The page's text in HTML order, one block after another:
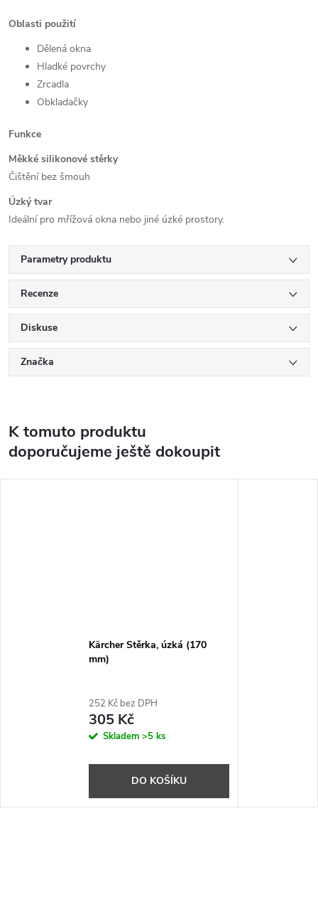
Oblasti použití
Dělená okna
Hladké povrchy
Zrcadla
Obkladačky
Funkce
Měkké silikonové stěrky
Čištění bez šmouh
Úzký tvar
Ideální pro mřížová okna nebo jiné úzké prostory.
Parametry produktu
Recenze
Diskuse
Značka
K tomuto produktu
doporučujeme ještě dokoupit
Kärcher Stěrka, úzká (170
mm)
252 Kč bez DPH
305 Kč
Skladem >5 ks
DO KOŠÍKU